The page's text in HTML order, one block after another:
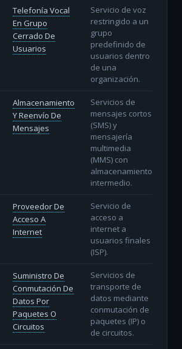
Telefonía Vocal
En Grupo
Cerrado De
Usuarios
Servicio de voz
restringido a un
grupo
predefinido de
usuarios dentro
de una
organización.
Almacenamiento
Y Reenvío De
Mensajes
Servicios de
mensajes cortos
(SMS) y
mensajería
multimedia
(MMS) con
almacenamiento
intermedio.
Proveedor De
Acceso A
Internet
Servicio de
acceso a
internet a
usuarios finales
(ISP).
Suministro De
Conmutación De
Datos Por
Paquetes O
Circuitos
Servicios de
transporte de
datos mediante
conmutación de
paquetes (IP) o
de circuitos.